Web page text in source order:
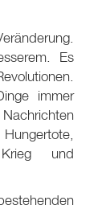
Es
immer
und